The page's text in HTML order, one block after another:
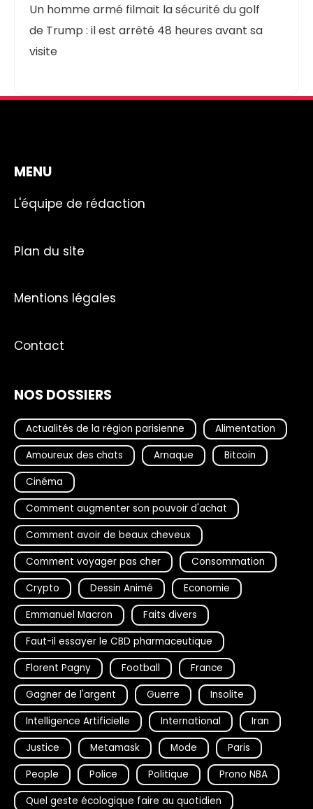
Un homme armé filmait la sécurité du golf
de Trump : il est arrêté 48 heures avant sa
visite
MENU
L'équipe de rédaction
Plan du site
Mentions légales
Contact
NOS DOSSIERS
Actualités de la région parisienne
Alimentation
Amoureux des chats
Arnaque
Bitcoin
Cinéma
Comment augmenter son pouvoir d'achat
Comment avoir de beaux cheveux
Comment voyager pas cher
Consommation
Crypto
Dessin Animé
Economie
Emmanuel Macron
Faits divers
Faut-il essayer le CBD pharmaceutique
Florent Pagny
Football
France
Gagner de l'argent
Guerre
Insolite
Intelligence Artificielle
International
Iran
Justice
Metamask Mode
Paris
People
Police Politique
Prono NBA
Quel geste écologique faire au quotidien